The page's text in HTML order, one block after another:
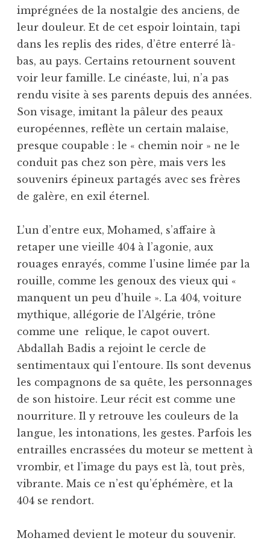
imprégnées de la nostalgie des anciens, de
leur douleur. Et de cet espoir lointain, tapi
dans les replis des rides, d’être enterré là-
bas, au pays. Certains retournent souvent
voir leur famille. Le cinéaste, lui, n’a pas
rendu visite à ses parents depuis des années.
Son visage, imitant la pâleur des peaux
européennes, reflète un certain malaise,
presque coupable : le « chemin noir » ne le
conduit pas chez son père, mais vers les
souvenirs épineux partagés avec ses frères
de galère, en exil éternel.
L’un d’entre eux, Mohamed, s’affaire à
retaper une vieille 404 à l’agonie, aux
rouages enrayés, comme l’usine limée par la
rouille, comme les genoux des vieux qui «
manquent un peu d’huile ». La 404, voiture
mythique, allégorie de l’Algérie, trône
comme une ­ relique, le capot ouvert.
Abdallah Badis a rejoint le cercle de
sentimentaux qui l’entoure. Ils sont devenus
les compagnons de sa quête, les personnages
de son histoire. Leur récit est comme une
nourriture. Il y retrouve les couleurs de la
langue, les intonations, les gestes. Parfois les
entrailles encrassées du moteur se mettent à
vrombir, et l’image du pays est là, tout près,
vibrante. Mais ce n’est qu’éphémère, et la
404 se rendort.
Mohamed devient le moteur du souvenir.